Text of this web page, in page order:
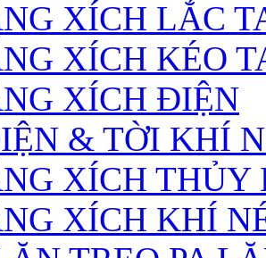
XÍCH LẮC
XÍCH KÉO
XÍCH ĐIỆN
& TỜI KHÍ
XÍCH THỦY
XÍCH KHÍ